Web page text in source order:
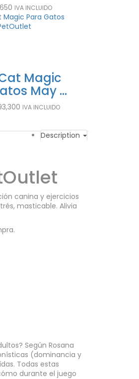
IVA INCLUIDO
Magic
May ...
IVA INCLUIDO
Description
canina y ejercicios
masticable. Alivia
Según Rosana
(dominancia y
Todas estas
durante el juego